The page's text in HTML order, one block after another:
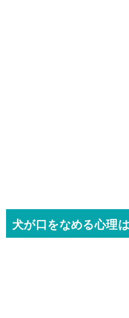
犬が口をなめる心理